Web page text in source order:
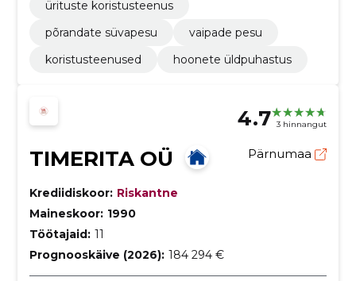
ürituste koristusteenus
põrandate süvapesu
vaipade pesu
koristusteenused
hoonete üldpuhastus
4.7 3 hinnangut
TIMERITA OÜ Pärnumaa
Krediidiskoor: Riskantne
Maineskoor: 1990
Töötajaid: 11
Prognooskäive (2026): 184 294 €